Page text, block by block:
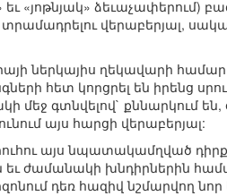
եւ «յոթնյակ»
տրամադրելու վերաբերյալ,
ներկայիս ղեկավարի
հետ կորցրել են իրենց
մեջ գտնվելով` քննարկում
այս հարցի վերաբերյալ:
այս նպատակամղված
ժամանակի խնդիրներին
դեռ հազիվ նշմարվող